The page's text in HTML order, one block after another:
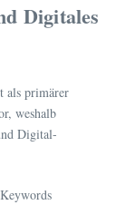
Digitales
als primärer
weshalb
Digital-